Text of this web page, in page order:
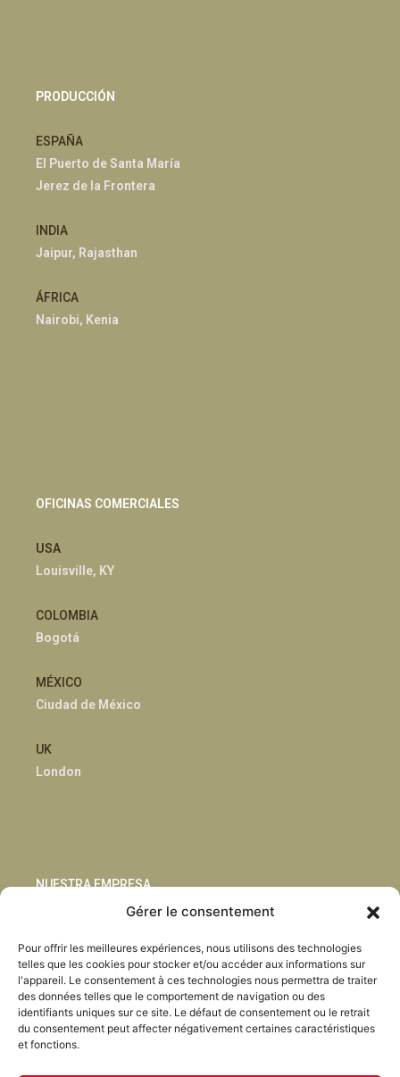
Gérer le consentement
Pour offrir les meilleures expériences, nous utilisons des technologies
telles que les cookies pour stocker et/ou accéder aux informations sur
l'appareil. Le consentement à ces technologies nous permettra de traiter
des données telles que le comportement de navigation ou des
identifiants uniques sur ce site. Le défaut de consentement ou le retrait
du consentement peut affecter négativement certaines caractéristiques
et fonctions.
PRODUCCIÓN
ESPAÑA
El Puerto de Santa María
Jerez de la Frontera
INDIA
Jaipur, Rajasthan
ÁFRICA
Nairobi, Kenia
OFICINAS COMERCIALES
USA
Louisville, KY
COLOMBIA
Bogotá
MÉXICO
Ciudad de México
UK
London
NUESTRA EMPRESA
Innovación
Blog
Habla con nosotros